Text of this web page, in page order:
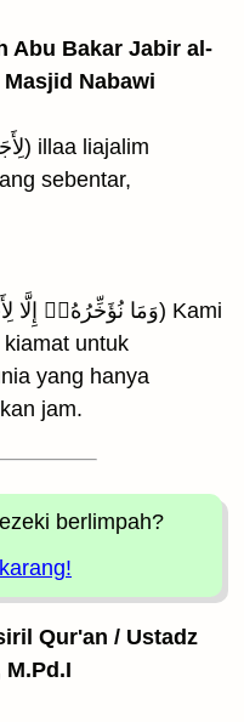
Abu Bakar Jabir al-
Nabawi
sebentar,
untuk
yang hanya
jam.
berlimpah?
Qur'an / Ustadz